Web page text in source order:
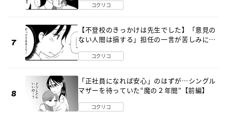
コクリコ
【不登校のきっかけは先生でした】「意見の
ない人間は損する」担任の一言が苦しみに…
コクリコ
「正社員になれば安心」のはずが…シングル
マザーを待っていた“魔の２年間”【前編】
コクリコ